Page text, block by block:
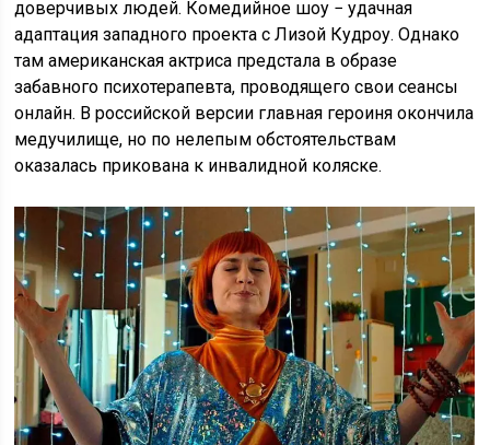
доверчивых людей. Комедийное шоу − удачная
адаптация западного проекта с Лизой Кудроу. Однако
там американская актриса предстала в образе
забавного психотерапевта, проводящего свои сеансы
онлайн. В российской версии главная героиня окончила
медучилище, но по нелепым обстоятельствам
оказалась прикована к инвалидной коляске.